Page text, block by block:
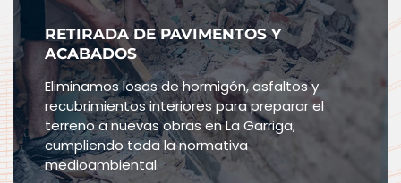
RETIRADA DE PAVIMENTOS Y
ACABADOS
Eliminamos losas de hormigón, asfaltos y
recubrimientos interiores para preparar el
terreno a nuevas obras en La Garriga,
cumpliendo toda la normativa
medioambiental.